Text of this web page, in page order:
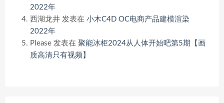
2022年
西湖龙井 发表在 小木C4D OC电商产品建模渲染
2022年
Please 发表在 聚能冰柜2024从人体开始吧第5期【画
质高清只有视频】